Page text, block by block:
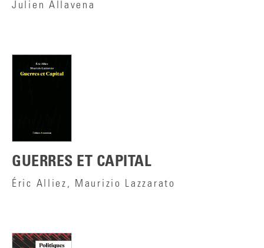
Julien Allavena
GUERRES ET CAPITAL
Éric Alliez, Maurizio Lazzarato